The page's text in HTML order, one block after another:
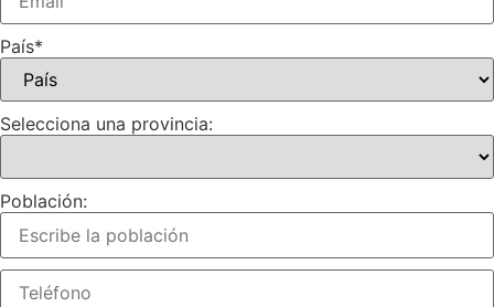
País*
Selecciona una provincia:
Población: